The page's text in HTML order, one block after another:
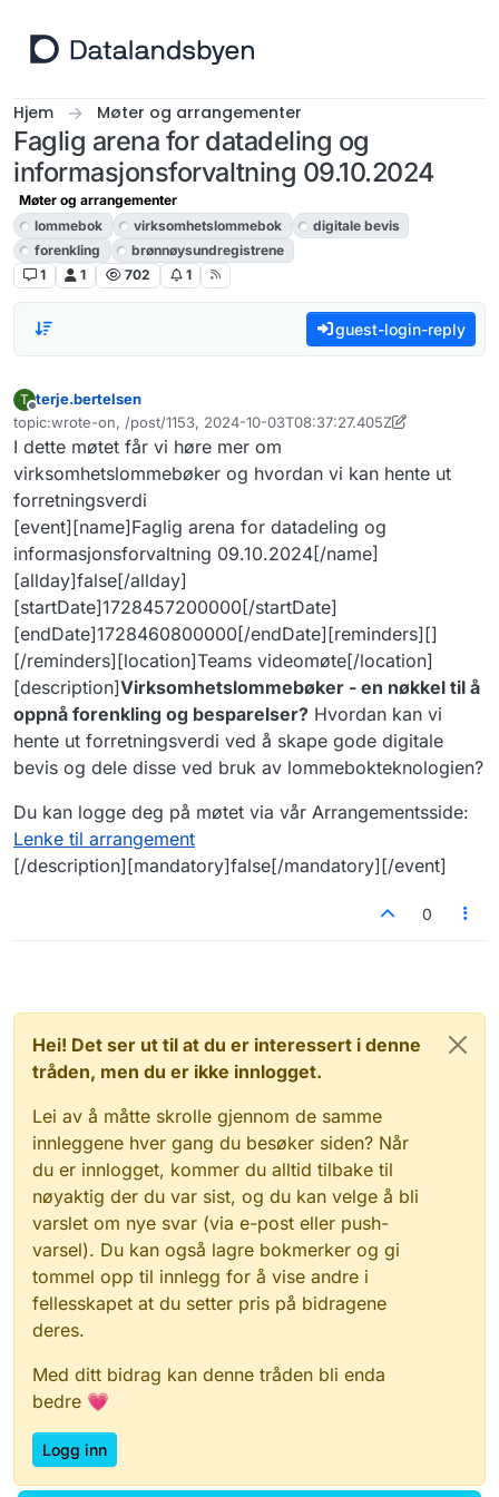
Hjem Møter og arrangementer
Faglig arena for datadeling og
informasjonsforvaltning 09.10.2024
Møter og arrangementer
lommebok
virksomhetslommebok
digitale bevis
forenkling
brønnøysundregistrene
1
1 702 1
guest-login-reply
T
Frakoblet
terje.bertelsen
topic:wrote-on, /post/1153, 2024-10-03T08:37:27.405Z
Sist endret av terje.bertelsen10. mar. 2024, 12:11
I dette møtet får vi høre mer om
virksomhetslommebøker og hvordan vi kan hente ut
forretningsverdi
[event][name]Faglig arena for datadeling og
informasjonsforvaltning 09.10.2024[/name]
[allday]false[/allday]
[startDate]1728457200000[/startDate]
[endDate]1728460800000[/endDate][reminders][]
[/reminders][location]Teams videomøte[/location]
[description]Virksomhetslommebøker - en nøkkel til å
oppnå forenkling og besparelser? Hvordan kan vi
hente ut forretningsverdi ved å skape gode digitale
bevis og dele disse ved bruk av lommebokteknologien?
Du kan logge deg på møtet via vår Arrangementsside:
Lenke til arrangement
[/description][mandatory]false[/mandatory][/event]
0
Hei! Det ser ut til at du er interessert i denne
tråden, men du er ikke innlogget.
Lei av å måtte skrolle gjennom de samme
innleggene hver gang du besøker siden? Når
du er innlogget, kommer du alltid tilbake til
nøyaktig der du var sist, og du kan velge å bli
varslet om nye svar (via e-post eller push-
varsel). Du kan også lagre bokmerker og gi
tommel opp til innlegg for å vise andre i
fellesskapet at du setter pris på bidragene
deres.
Med ditt bidrag kan denne tråden bli enda
bedre 💗
Logg inn